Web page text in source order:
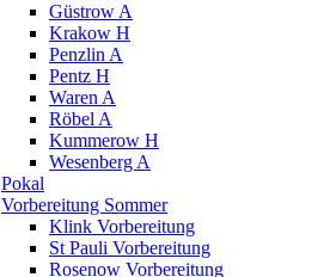
Güstrow A
Krakow H
Penzlin A
Pentz H
Waren A
Röbel A
Kummerow H
Wesenberg A
Pokal
Vorbereitung Sommer
Klink Vorbereitung
St Pauli Vorbereitung
Rosenow Vorbereitung